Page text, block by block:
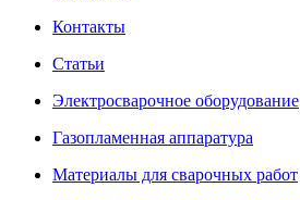
Контакты
Статьи
Электросварочное оборудование
Газопламенная аппаратура
Материалы для сварочных работ